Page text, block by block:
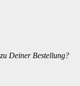
Deiner Bestellung?